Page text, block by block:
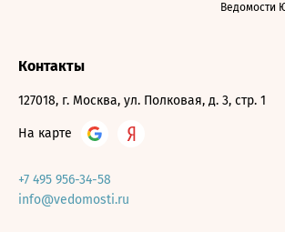
Ведомости
Контакты
127018, г. Москва, ул. Полковая, д. 3, стр. 1
На карте
+7 495 956-34-58
info@vedomosti.ru